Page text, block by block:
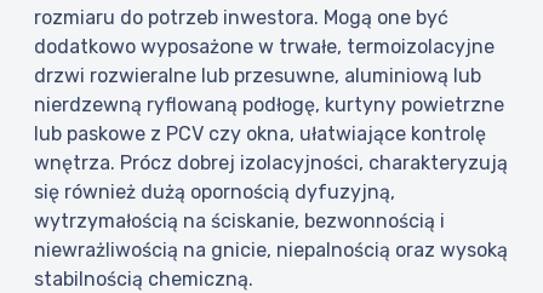
rozmiaru do potrzeb inwestora. Mogą one być
dodatkowo wyposażone w trwałe, termoizolacyjne
drzwi rozwieralne lub przesuwne, aluminiową lub
nierdzewną ryflowaną podłogę, kurtyny powietrzne
lub paskowe z PCV czy okna, ułatwiające kontrolę
wnętrza. Prócz dobrej izolacyjności, charakteryzują
się również dużą opornością dyfuzyjną,
wytrzymałością na ściskanie, bezwonnością i
niewrażliwością na gnicie, niepalnością oraz wysoką
stabilnością chemiczną.